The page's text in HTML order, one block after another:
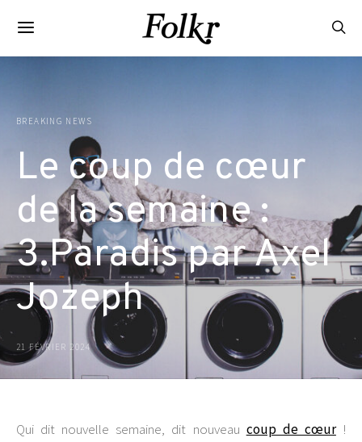
BREAKING NEWS
Le coup de cœur
de la semaine :
3.Paradis par Axel
Jozeph
21 FÉVRIER 2024
Qui dit nouvelle semaine, dit nouveau coup de cœur !